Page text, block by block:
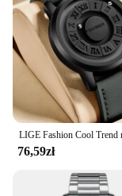
76,59zł